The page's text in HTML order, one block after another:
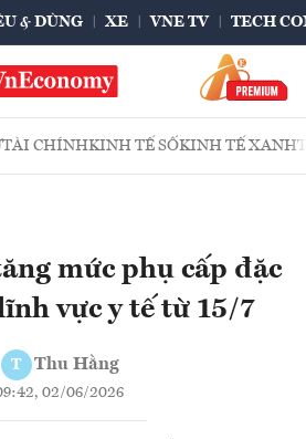
& DÙNG XE VNE TV TECH
TÀI CHÍNHKINH TẾ SỐKINH TẾ XANH
mức phụ cấp đặc
vực y tế từ 15/7
T Thu Hằng
02/06/2026